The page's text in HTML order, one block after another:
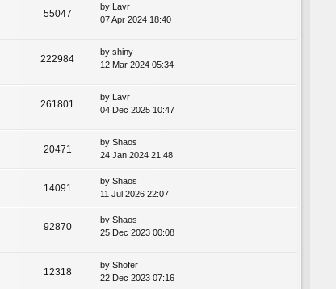
55047
by Lavr
07 Apr 2024 18:40
222984
by shiny
12 Mar 2024 05:34
261801
by Lavr
04 Dec 2025 10:47
20471
by Shaos
24 Jan 2024 21:48
14091
by Shaos
11 Jul 2026 22:07
92870
by Shaos
25 Dec 2023 00:08
12318
by Shofer
22 Dec 2023 07:16